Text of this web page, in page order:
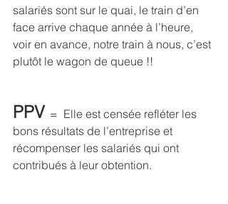
salariés sont sur le quai, le train d’en
face arrive chaque année à l’heure,
voir en avance, notre train à nous, c’est
plutôt le wagon de queue !!
PPV =  Elle est censée refléter les
bons résultats de l’entreprise et
récompenser les salariés qui ont
contribués à leur obtention.